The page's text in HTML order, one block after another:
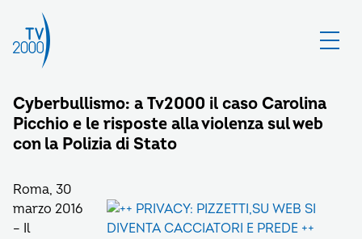
Cyberbullismo: a Tv2000 il caso Carolina
Picchio e le risposte alla violenza sul web
con la Polizia di Stato
Roma, 30
marzo 2016
– Il